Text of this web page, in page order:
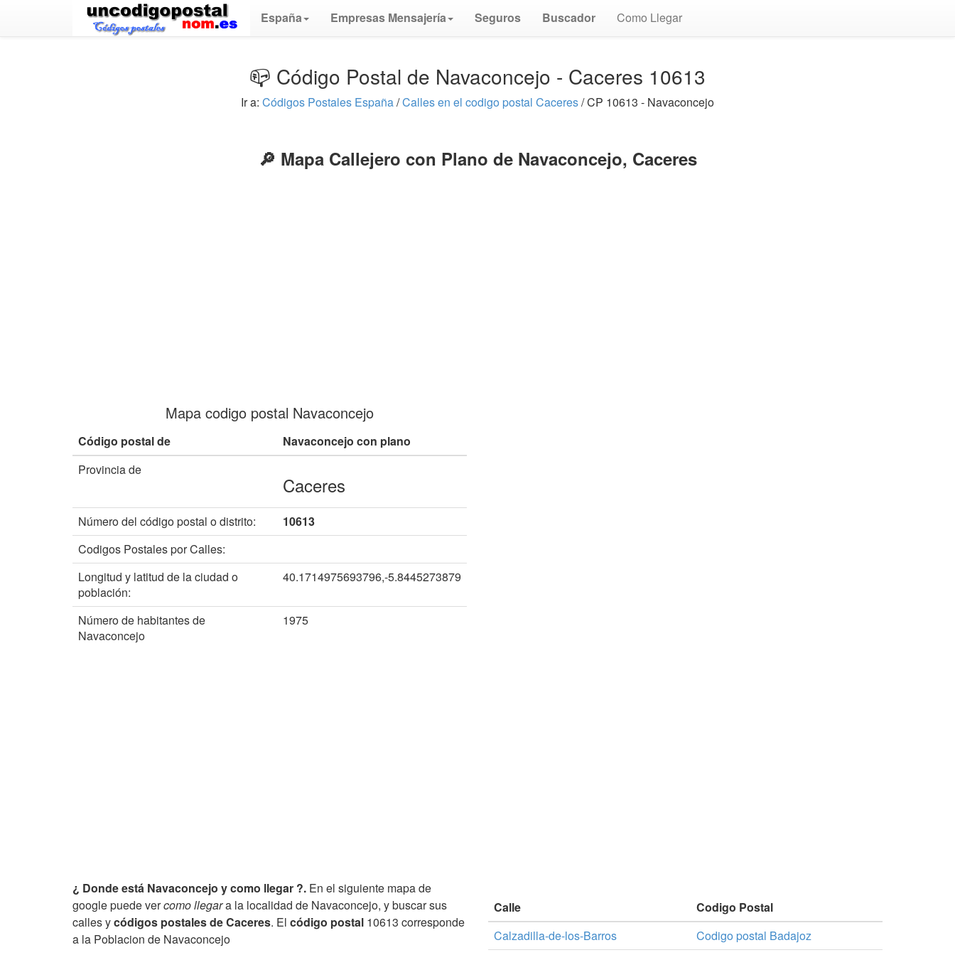
España Empresas Mensajería Seguros Buscador Como Llegar
📪 Código Postal de Navaconcejo - Caceres 10613
Ir a: Códigos Postales España/Calles en el codigo postal Caceres/ CP 10613 - Navaconcejo
🔎 Mapa Callejero con Plano de Navaconcejo, Caceres
Mapa codigo postal Navaconcejo
Código postal de
Navaconcejo con plano
Provincia de
Caceres
Número del código postal o distrito:
10613
Codigos Postales por Calles:
Longitud y latitud de la ciudad o
población:
40.1714975693796,-5.8445273879
Número de habitantes de
Navaconcejo
1975
¿ Donde está Navaconcejo y como llegar ?. En el siguiente mapa de
google puede vercomo llegara la localidad de Navaconcejo, y buscar sus
calles ycódigos postales de Caceres. El código postal 10613 corresponde
a la Poblacion de Navaconcejo
Calle
Codigo Postal
Calzadilla-de-los-Barros
Codigo postal Badajoz